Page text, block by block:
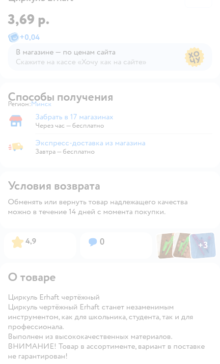
3,69 р.
+0,04
В магазине — по ценам сайта
Скажите на кассе «Хочу как на сайте»
Способы получения
Регион: Выбор адреса доставки.
Минск
Забрать в магазине
Забрать в 17 магазинах
Через час — бесплатно
Экспресс-доставка из магазина
Экспресс-доставка из магазина
Завтра—бесплатно
Условия возврата
Обменять или вернуть товар надлежащего качества
можно в течение 14 дней с момента покупки.
Рейтинг:
4,9 Вопросов:
0 ФотоФотоФото
+3
Открыть
О товаре
Циркуль Erhaft чертёжный
Циркуль чертёжный Erhaft станет незаменимым
инструментом, как для школьника, студента, так и для
профессионала.
Выполнен из высококачественных материалов.
ВНИМАНИЕ! Товар в ассортименте, вариант в поставке
не гарантирован!